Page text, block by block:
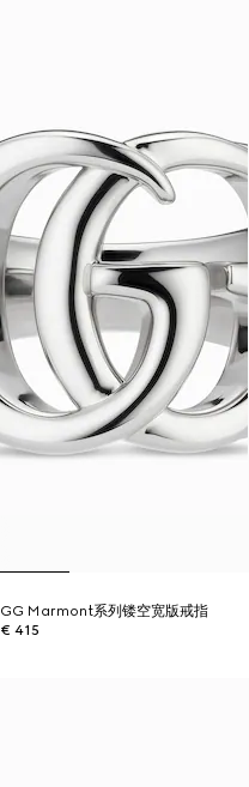
GG Marmont系列镂空宽版戒指
€ 415